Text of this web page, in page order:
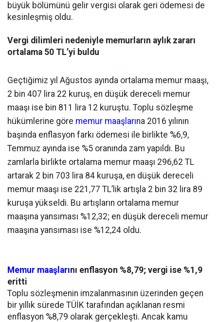
büyük bölümünü gelir vergisi olarak geri ödemesi de
kesinleşmiş oldu.
Vergi dilimleri nedeniyle memurların aylık zararı
ortalama 50 TL’yi buldu
Geçtiğimiz yıl Ağustos ayında ortalama memur maaşı,
2 bin 407 lira 22 kuruş, en düşük dereceli memur
maaşı ise bin 811 lira 12 kuruştu. Toplu sözleşme
hükümlerine göre memur maaşlarına 2016 yılının
başında enflasyon farkı ödemesi ile birlikte %6,9,
Temmuz ayında ise %5 oranında zam yapıldı. Bu
zamlarla birlikte ortalama memur maaşı 296,62 TL
artarak 2 bin 703 lira 84 kuruşa, en düşük dereceli
memur maaşı ise 221,77 TL’lik artışla 2 bin 32 lira 89
kuruşa yükseldi. Bu artışların ortalama memur
maaşına yansıması %12,32; en düşük dereceli memur
maaşına yansıması ise %12,24 oldu.
Memur maaşlarını enflasyon %8,79; vergi ise %1,9
eritti
Toplu sözleşmenin imzalanmasının üzerinden geçen
bir yıllık sürede TÜİK tarafından açıklanan resmi
enflasyon %8,79 olarak gerçekleşti. Ancak kamu